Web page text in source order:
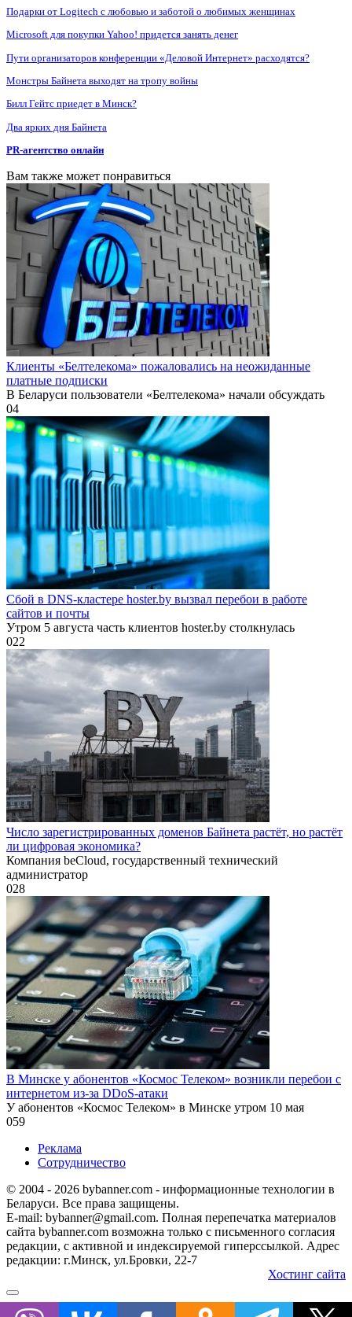
Подарки от Logitech с любовью и заботой о любимых женщинах
Microsoft для покупки Yahoo! придется занять денег
Пути организаторов конференции «Деловой Интернет» расходятся?
Монстры Байнета выходят на тропу войны
Билл Гейтс приедет в Минск?
Два ярких дня Байнета
PR-агентство онлайн
Вам также может понравиться
Клиенты «Белтелекома» пожаловались на неожиданные
платные подписки
В Беларуси пользователи «Белтелекома» начали обсуждать
04
Сбой в DNS-кластере hoster.by вызвал перебои в работе
сайтов и почты
Утром 5 августа часть клиентов hoster.by столкнулась
022
Число зарегистрированных доменов Байнета растёт, но растёт
ли цифровая экономика?
Компания beCloud, государственный технический
администратор
028
В Минске у абонентов «Космос Телеком» возникли перебои с
интернетом из-за DDoS-атаки
У абонентов «Космос Телеком» в Минске утром 10 мая
059
Реклама
Сотрудничество
© 2004 - 2026 bybanner.com - информационные технологии в
Беларуси. Все права защищены.
E-mail: bybanner@gmail.com. Полная перепечатка материалов
сайта bybanner.com возможна только с письменного согласия
редакции, с активной и индексируемой гиперссылкой. Адрес
редакции: г.Минск, ул.Бровки, 22-7
Хостинг сайта